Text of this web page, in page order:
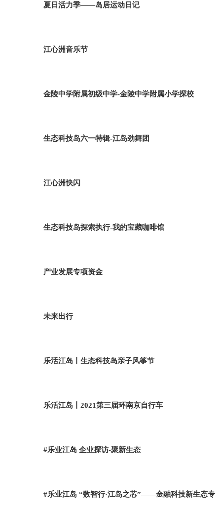
夏日活力季——岛居运动日记
江心洲音乐节
金陵中学附属初级中学-金陵中学附属小学探校
生态科技岛六一特辑-江岛劲舞团
江心洲快闪
生态科技岛探索执行-我的宝藏咖啡馆
产业发展专项资金
未来出行
乐活江岛丨生态科技岛亲子风筝节
乐活江岛丨2021第三届环南京自行车
#乐业江岛 企业探访-聚新生态
#乐业江岛 “数智行·江岛之芯”——金融科技新生态专